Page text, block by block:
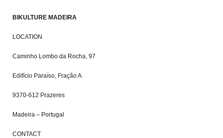
BIKULTURE MADEIRA
LOCATION
Caminho Lombo da Rocha, 97
Edifício Paraíso, Fração A
9370-612 Prazeres
Madeira – Portugal
CONTACT